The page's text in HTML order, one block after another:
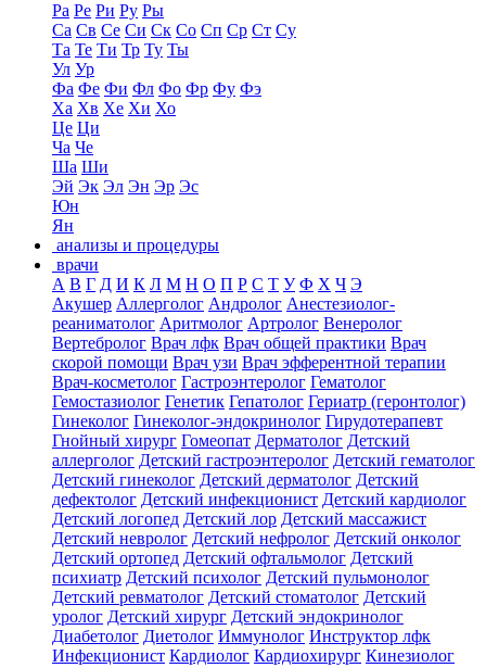
Ра Ре Ри Ру Ры
Са Св Се Си Ск Со Сп Ср Ст Су
Та Те Ти Тр Ту Ты
Ул Ур
Фа Фе Фи Фл Фо Фр Фу Фэ
Ха Хв Хе Хи Хо
Це Ци
Ча Че
Ша Ши
Эй Эк Эл Эн Эр Эс
Юн
Ян
анализы и процедуры
врачи
А В Г Д И К Л М Н О П Р С Т У Ф Х Ч Э
Акушер Аллерголог Андролог Анестезиолог-
реаниматолог Аритмолог Артролог Венеролог
Вертебролог Врач лфк Врач общей практики Врач
скорой помощи Врач узи Врач эфферентной терапии
Врач-косметолог Гастроэнтеролог Гематолог
Гемостазиолог Генетик Гепатолог Гериатр (геронтолог)
Гинеколог Гинеколог-эндокринолог Гирудотерапевт
Гнойный хирург Гомеопат Дерматолог Детский
аллерголог Детский гастроэнтеролог Детский гематолог
Детский гинеколог Детский дерматолог Детский
дефектолог Детский инфекционист Детский кардиолог
Детский логопед Детский лор Детский массажист
Детский невролог Детский нефролог Детский онколог
Детский ортопед Детский офтальмолог Детский
психиатр Детский психолог Детский пульмонолог
Детский ревматолог Детский стоматолог Детский
уролог Детский хирург Детский эндокринолог
Диабетолог Диетолог Иммунолог Инструктор лфк
Инфекционист Кардиолог Кардиохирург Кинезиолог